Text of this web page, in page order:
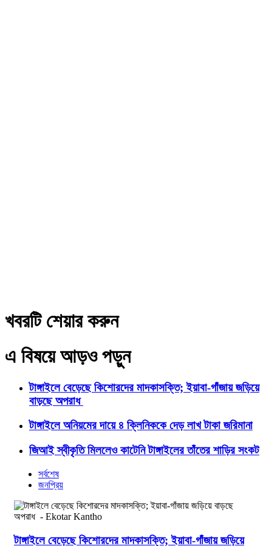
খবরটি শেয়ার করুন
এ বিষয়ে আড়ও পড়ুন
টাঙ্গাইলে বেড়েছে কিশোরদের মাদকাসক্তি; ইয়াবা-গাঁজায় জড়িয়ে
বাড়ছে অপরাধ
টাঙ্গাইলে অনিয়মের দায়ে ৪ ক্লিনিককে দেড় লাখ টাকা জরিমানা
জিআই স্বীকৃতি মিললেও কাটেনি টাঙ্গাইলের তাঁতের শাড়ির সংকট
সর্বশেষ
জনপ্রিয়
টাঙ্গাইলে বেড়েছে কিশোরদের মাদকাসক্তি; ইয়াবা-গাঁজায় জড়িয়ে